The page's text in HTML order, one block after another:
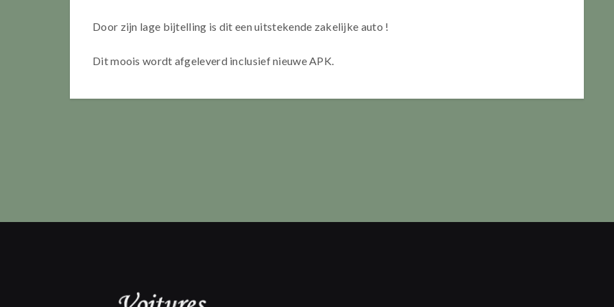
Door zijn lage bijtelling is dit een uitstekende zakelijke auto !
Dit moois wordt afgeleverd inclusief nieuwe APK.